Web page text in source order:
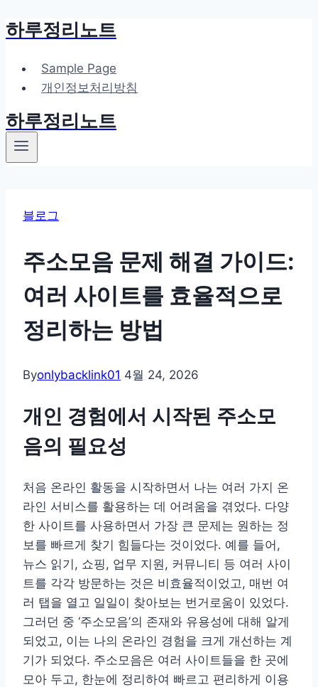
Skip
content
하루정리노트
Sample Page
개인정보처리방침
하루정리노트
블로그
주소모음 문제 해결 가이드:
여러 사이트를 효율적으로
정리하는 방법
Byonlybacklink01 4월 24, 2026
개인 경험에서 시작된 주소모
음의 필요성
처음 온라인 활동을 시작하면서 나는 여러 가지 온
라인 서비스를 활용하는 데 어려움을 겪었다. 다양
한 사이트를 사용하면서 가장 큰 문제는 원하는 정
보를 빠르게 찾기 힘들다는 것이었다. 예를 들어,
뉴스 읽기, 쇼핑, 업무 지원, 커뮤니티 등 여러 사이
트를 각각 방문하는 것은 비효율적이었고, 매번 여
러 탭을 열고 일일이 찾아보는 번거로움이 있었다.
그러던 중 ‘주소모음’의 존재와 유용성에 대해 알게
되었고, 이는 나의 온라인 경험을 크게 개선하는 계
기가 되었다. 주소모음은 여러 사이트들을 한 곳에
모아 두고, 한눈에 정리하여 빠르고 편리하게 이용